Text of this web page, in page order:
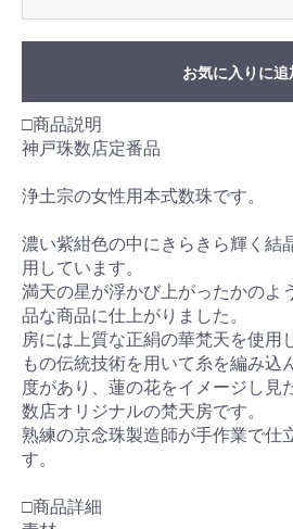
お気に入りに追
□商品説明
神戸珠数店定番品
浄土宗の女性用本式数珠です。
濃い紫紺色の中にきらきら輝く結
用しています。
満天の星が浮かび上がったかのよ
品な商品に仕上がりました。
房には上質な正絹の華梵天を使用
もの伝統技術を用いて糸を編み込
度があり、蓮の花をイメージし見
数店オリジナルの梵天房です。
熟練の京念珠製造師が手作業で仕
す。
□商品詳細